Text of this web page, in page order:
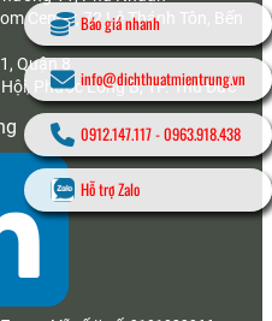
Center, 72 Lê Thánh Tôn, Bến
Quận 8
Phước Long B, TP. Thủ Đức
Báo giá nhanh
info@dichthuatmientrung.vn
0912.147.117-0963.918.438
Hỗ trợ Zalo